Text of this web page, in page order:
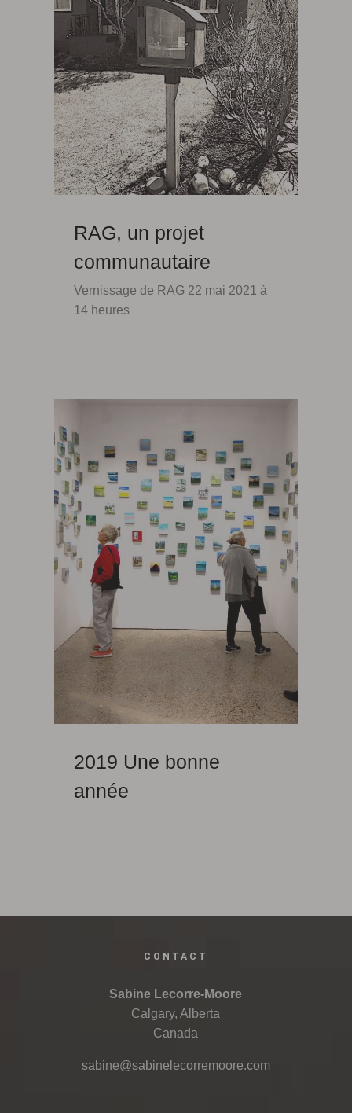
RAG, un projet
communautaire
Vernissage de RAG 22 mai 2021 à
14 heures
2019 Une bonne
année
CONTACT
Sabine Lecorre-Moore
Calgary, Alberta
Canada
sabine@sabinelecorremoore.com